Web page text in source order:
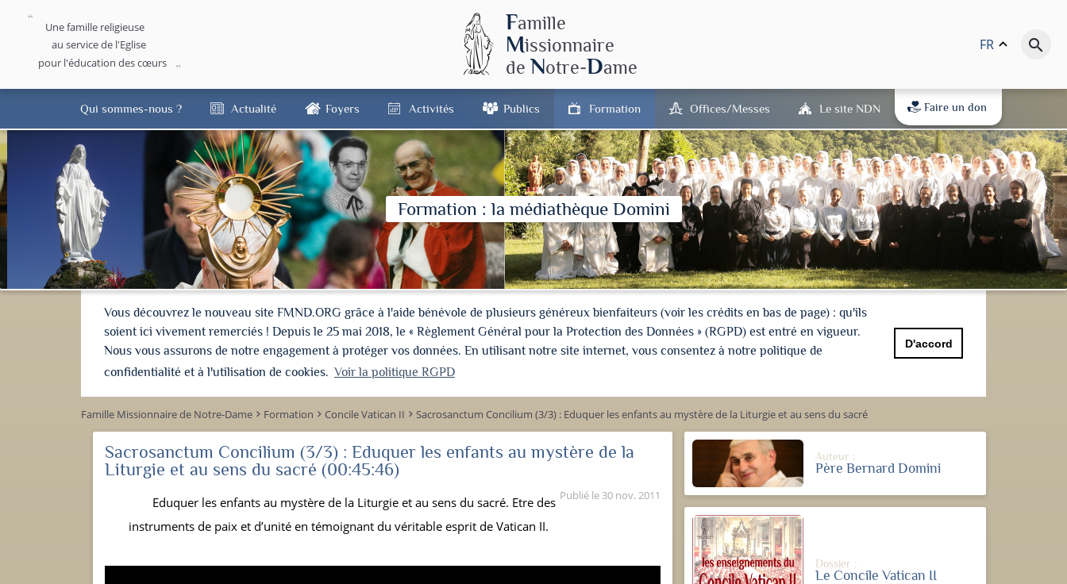
Une famille religieuse
au service de l'Eglise
pour l'éducation des cœurs
Famille
Missionnaire
de Notre-Dame
FR keyboard_arrow_up search
Qui sommes-nous ? Actualité Foyers Activités Publics Formation Offices/Messes Le site NDN Faire un don
Formation : la médiathèque Domini
Vous découvrez le nouveau site FMND.ORG grâce à l'aide bénévole de plusieurs généreux bienfaiteurs (voir les crédits en bas de page) : qu'ils
soient ici vivement remerciés ! Depuis le 25 mai 2018, le « Règlement Général pour la Protection des Données » (RGPD) est entré en vigueur.
Nous vous assurons de notre engagement à protéger vos données. En utilisant notre site internet, vous consentez à notre politique de
confidentialité et à l'utilisation de cookies. Voir la politique RGPD
D'accord
Famille Missionnaire de Notre-Dame keyboard_arrow_right Formation keyboard_arrow_right Concile Vatican II keyboard_arrow_right Sacrosanctum Concilium (3/3) : Eduquer les enfants au mystère de la Liturgie et au sens du sacré
Sacrosanctum Concilium (3/3) : Eduquer les enfants au mystère de la
Liturgie et au sens du sacré (00:45:46)
Publié le 30 nov. 2011
Eduquer les enfants au mystère de la Liturgie et au sens du sacré. Etre des
instruments de paix et d’unité en témoignant du véritable esprit de Vatican II.
Auteur :
Père Bernard Domini
Dossier :
Le Concile Vatican II